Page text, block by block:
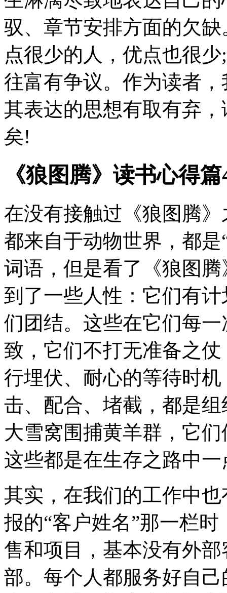
驭、章节安排方面的欠
点很少的人，优点也很
往富有争议。作为读者
其表达的思想有取有弃
矣!
《狼图腾》读书心得篇
在没有接触过《狼图腾
都来自于动物世界，都是
词语，但是看了《狼图
到了一些人性：它们有
们团结。这些在它们每
致，它们不打无准备之
行埋伏、耐心的等待时
击、配合、堵截，都是
大雪窝围捕黄羊群，它
这些都是在生存之路中
其实，在我们的工作中
报的“客户姓名”那一栏
售和项目，基本没有外
部。每个人都服务好自